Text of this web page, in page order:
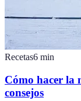
Recetas6 min
Cómo hacer la
consejos